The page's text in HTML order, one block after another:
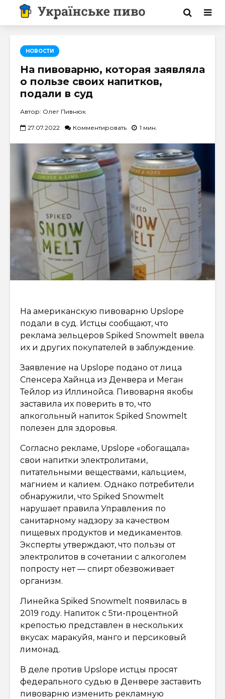
НОВОСТИ
На пивоварню, которая заявляла
о пользе своих напитков,
подали в суд
Автор: Олег Пивнюк
27.07.2022 Комментировать 1 мин.
На американскую пивоварню Upslope
подали в суд. Истцы сообщают, что
реклама зельцеров Spiked Snowmelt ввела
их и других покупателей в заблуждение.
Заявление на Upslope подано от лица
Спенсера Хайнца из Денвера и Меган
Тейлор из Иллинойса. Пивоварня якобы
заставила их поверить в то, что
алкогольный напиток Spiked Snowmelt
полезен для здоровья.
Согласно рекламе, Upslope «обогащала»
свои напитки электролитами,
питательными веществами, кальцием,
магнием и калием. Однако потребители
обнаружили, что Spiked Snowmelt
нарушает правила Управления по
санитарному надзору за качеством
пищевых продуктов и медикаментов.
Эксперты утверждают, что пользы от
электролитов в сочетании с алкоголем
попросту нет — спирт обезвоживает
организм.
Линейка Spiked Snowmelt появилась в
2019 году. Напиток с 5ти-процентной
крепостью представлен в нескольких
вкусах: маракуйя, манго и персиковый
лимонад.
В деле против Upslope истцы просят
федерального судью в Денвере заставить
пивоварню изменить рекламную